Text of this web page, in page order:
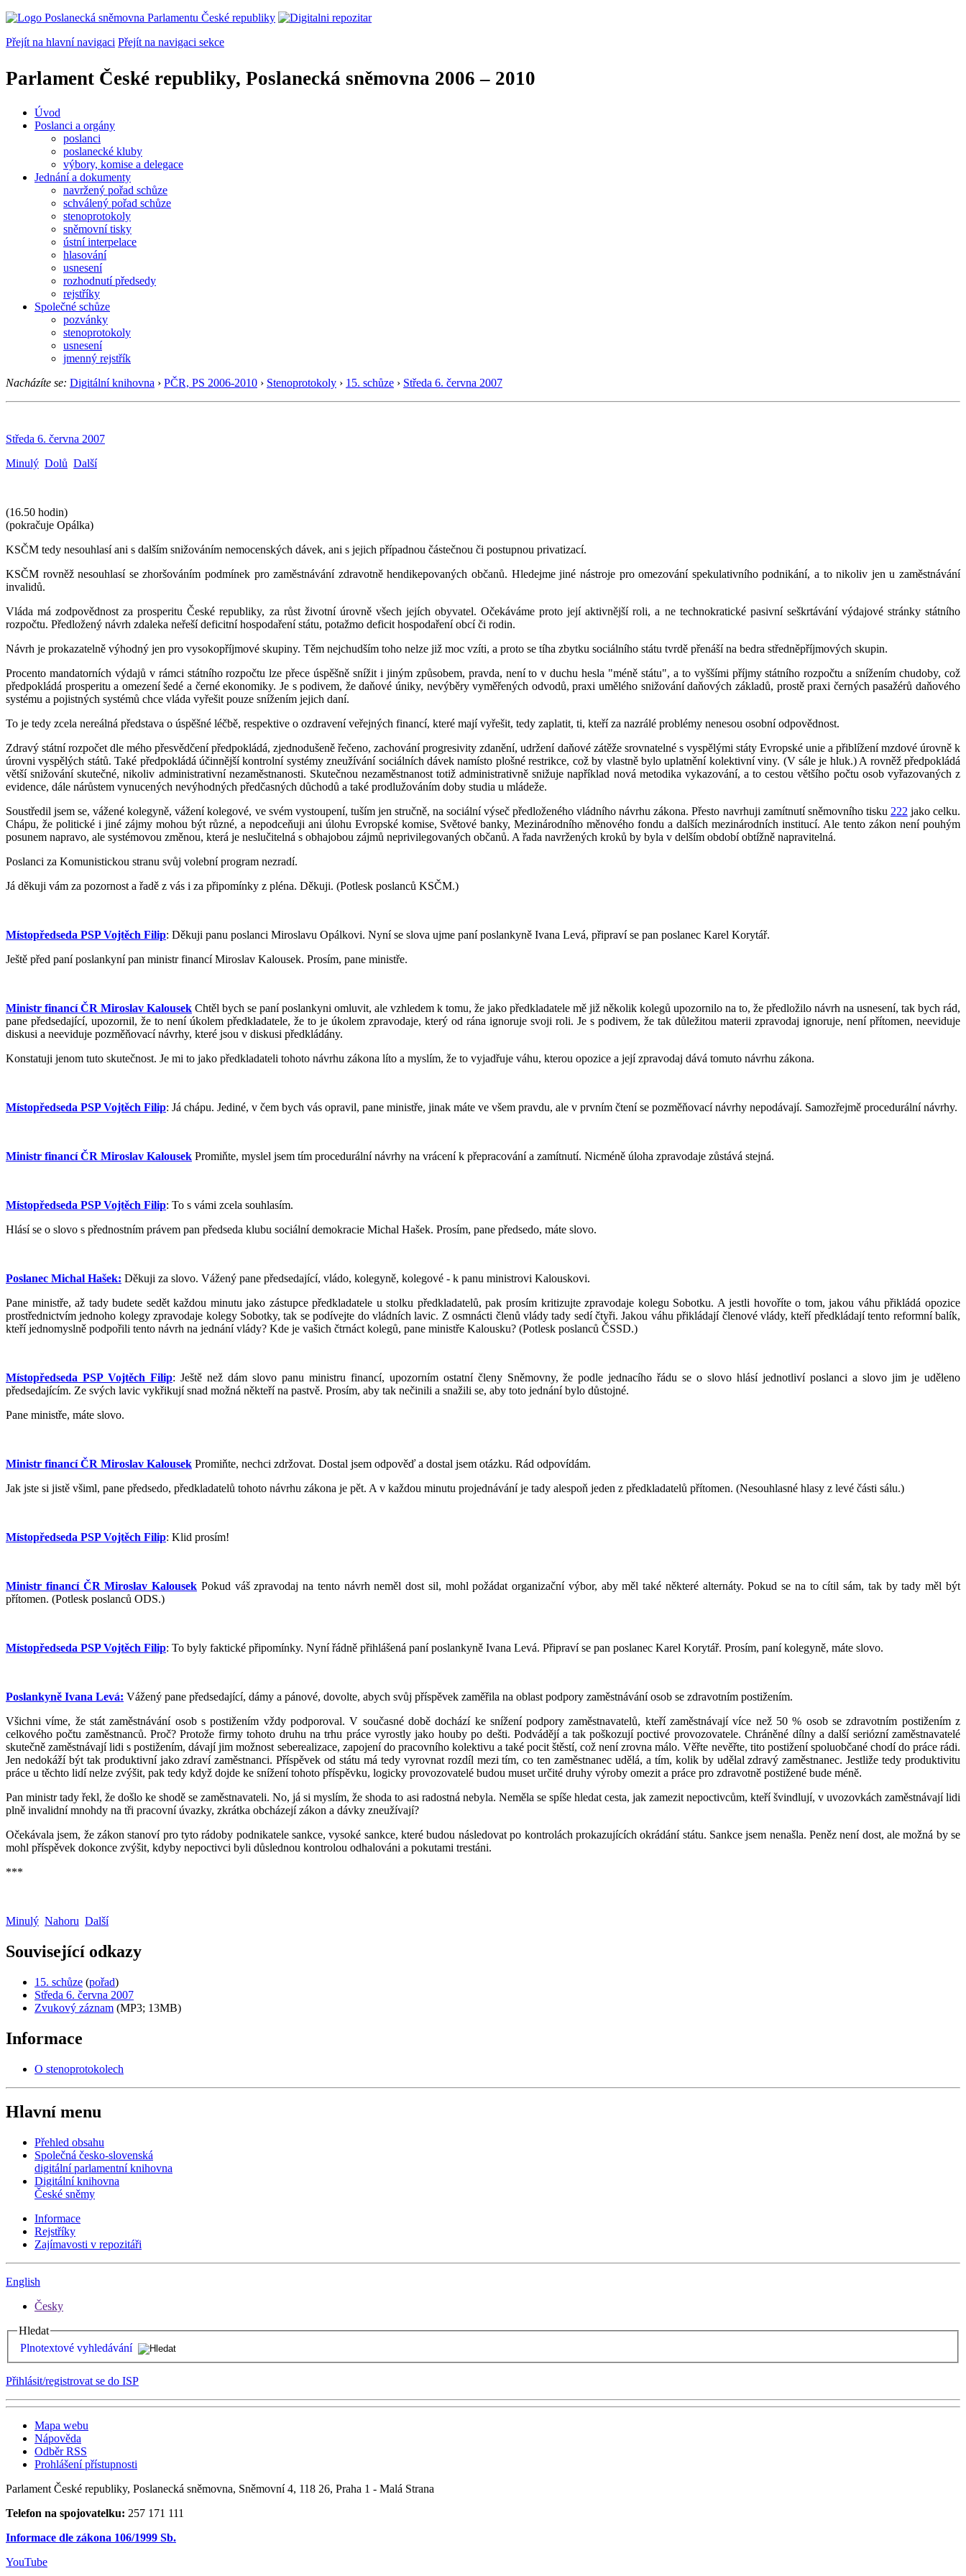
Přejít na hlavní navigaci Přejít na navigaci sekce
Parlament České republiky, Poslanecká sněmovna 2006 – 2010
Úvod
Poslanci a orgány
poslanci
poslanecké kluby
výbory, komise a delegace
Jednání a dokumenty
navržený pořad schůze
schválený pořad schůze
stenoprotokoly
sněmovní tisky
ústní interpelace
hlasování
usnesení
rozhodnutí předsedy
rejstříky
Společné schůze
pozvánky
stenoprotokoly
usnesení
jmenný rejstřík
Nacházíte se: Digitální knihovna › PČR, PS 2006-2010 › Stenoprotokoly › 15. schůze › Středa 6. června 2007
Středa 6. června 2007
Minulý Dolů Další
(16.50 hodin)
(pokračuje Opálka)
KSČM tedy nesouhlasí ani s dalším snižováním nemocenských dávek, ani s jejich případnou částečnou či postupnou privatizací.
KSČM rovněž nesouhlasí se zhoršováním podmínek pro zaměstnávání zdravotně hendikepovaných občanů. Hledejme jiné nástroje pro omezování spekulativního podnikání, a to nikoliv jen u zaměstnávání
invalidů.
Vláda má zodpovědnost za prosperitu České republiky, za růst životní úrovně všech jejích obyvatel. Očekáváme proto její aktivnější roli, a ne technokratické pasivní seškrtávání výdajové stránky státního
rozpočtu. Předložený návrh zdaleka neřeší deficitní hospodaření státu, potažmo deficit hospodaření obcí či rodin.
Návrh je prokazatelně výhodný jen pro vysokopříjmové skupiny. Těm nejchudším toho nelze již moc vzíti, a proto se tíha zbytku sociálního státu tvrdě přenáší na bedra středněpříjmových skupin.
Procento mandatorních výdajů v rámci státního rozpočtu lze přece úspěšně snížit i jiným způsobem, pravda, není to v duchu hesla "méně státu", a to vyššími příjmy státního rozpočtu a snížením chudoby, což
předpokládá prosperitu a omezení šedé a černé ekonomiky. Je s podivem, že daňové úniky, nevýběry vyměřených odvodů, praxi umělého snižování daňových základů, prostě praxi černých pasažérů daňového
systému a pojistných systémů chce vláda vyřešit pouze snížením jejich daní.
To je tedy zcela nereálná představa o úspěšné léčbě, respektive o ozdravení veřejných financí, které mají vyřešit, tedy zaplatit, ti, kteří za nazrálé problémy nenesou osobní odpovědnost.
Zdravý státní rozpočet dle mého přesvědčení předpokládá, zjednodušeně řečeno, zachování progresivity zdanění, udržení daňové zátěže srovnatelné s vyspělými státy Evropské unie a přiblížení mzdové úrovně k
úrovni vyspělých států. Také předpokládá účinnější kontrolní systémy zneužívání sociálních dávek namísto plošné restrikce, což by vlastně bylo uplatnění kolektivní viny. (V sále je hluk.) A rovněž předpokládá
větší snižování skutečné, nikoliv administrativní nezaměstnanosti. Skutečnou nezaměstnanost totiž administrativně snižuje například nová metodika vykazování, a to cestou většího počtu osob vyřazovaných z
evidence, dále nárůstem vynucených nevýhodných předčasných důchodů a také prodlužováním doby studia u mládeže.
Soustředil jsem se, vážené kolegyně, vážení kolegové, ve svém vystoupení, tuším jen stručně, na sociální výseč předloženého vládního návrhu zákona. Přesto navrhuji zamítnutí sněmovního tisku 222 jako celku.
Chápu, že politické i jiné zájmy mohou být různé, a nepodceňuji ani úlohu Evropské komise, Světové banky, Mezinárodního měnového fondu a dalších mezinárodních institucí. Ale tento zákon není pouhým
posunem napravo, ale systémovou změnou, která je neslučitelná s obhajobou zájmů neprivilegovaných občanů. A řada navržených kroků by byla v delším období obtížně napravitelná.
Poslanci za Komunistickou stranu svůj volební program nezradí.
Já děkuji vám za pozornost a řadě z vás i za připomínky z pléna. Děkuji. (Potlesk poslanců KSČM.)
Místopředseda PSP Vojtěch Filip: Děkuji panu poslanci Miroslavu Opálkovi. Nyní se slova ujme paní poslankyně Ivana Levá, připraví se pan poslanec Karel Korytář.
Ještě před paní poslankyní pan ministr financí Miroslav Kalousek. Prosím, pane ministře.
Ministr financí ČR Miroslav Kalousek Chtěl bych se paní poslankyni omluvit, ale vzhledem k tomu, že jako předkladatele mě již několik kolegů upozornilo na to, že předložilo návrh na usnesení, tak bych rád,
pane předsedající, upozornil, že to není úkolem předkladatele, že to je úkolem zpravodaje, který od rána ignoruje svoji roli. Je s podivem, že tak důležitou materii zpravodaj ignoruje, není přítomen, neeviduje
diskusi a neeviduje pozměňovací návrhy, které jsou v diskusi předkládány.
Konstatuji jenom tuto skutečnost. Je mi to jako předkladateli tohoto návrhu zákona líto a myslím, že to vyjadřuje váhu, kterou opozice a její zpravodaj dává tomuto návrhu zákona.
Místopředseda PSP Vojtěch Filip: Já chápu. Jediné, v čem bych vás opravil, pane ministře, jinak máte ve všem pravdu, ale v prvním čtení se pozměňovací návrhy nepodávají. Samozřejmě procedurální návrhy.
Ministr financí ČR Miroslav Kalousek Promiňte, myslel jsem tím procedurální návrhy na vrácení k přepracování a zamítnutí. Nicméně úloha zpravodaje zůstává stejná.
Místopředseda PSP Vojtěch Filip: To s vámi zcela souhlasím.
Hlásí se o slovo s přednostním právem pan předseda klubu sociální demokracie Michal Hašek. Prosím, pane předsedo, máte slovo.
Poslanec Michal Hašek: Děkuji za slovo. Vážený pane předsedající, vládo, kolegyně, kolegové - k panu ministrovi Kalouskovi.
Pane ministře, až tady budete sedět každou minutu jako zástupce předkladatele u stolku předkladatelů, pak prosím kritizujte zpravodaje kolegu Sobotku. A jestli hovoříte o tom, jakou váhu přikládá opozice
prostřednictvím jednoho kolegy zpravodaje kolegy Sobotky, tak se podívejte do vládních lavic. Z osmnácti členů vlády tady sedí čtyři. Jakou váhu přikládají členové vlády, kteří předkládají tento reformní balík,
kteří jednomyslně podpořili tento návrh na jednání vlády? Kde je vašich čtrnáct kolegů, pane ministře Kalousku? (Potlesk poslanců ČSSD.)
Místopředseda PSP Vojtěch Filip: Ještě než dám slovo panu ministru financí, upozorním ostatní členy Sněmovny, že podle jednacího řádu se o slovo hlásí jednotliví poslanci a slovo jim je uděleno
předsedajícím. Ze svých lavic vykřikují snad možná někteří na pastvě. Prosím, aby tak nečinili a snažili se, aby toto jednání bylo důstojné.
Pane ministře, máte slovo.
Ministr financí ČR Miroslav Kalousek Promiňte, nechci zdržovat. Dostal jsem odpověď a dostal jsem otázku. Rád odpovídám.
Jak jste si jistě všiml, pane předsedo, předkladatelů tohoto návrhu zákona je pět. A v každou minutu projednávání je tady alespoň jeden z předkladatelů přítomen. (Nesouhlasné hlasy z levé části sálu.)
Místopředseda PSP Vojtěch Filip: Klid prosím!
Ministr financí ČR Miroslav Kalousek Pokud váš zpravodaj na tento návrh neměl dost sil, mohl požádat organizační výbor, aby měl také některé alternáty. Pokud se na to cítil sám, tak by tady měl být
přítomen. (Potlesk poslanců ODS.)
Místopředseda PSP Vojtěch Filip: To byly faktické připomínky. Nyní řádně přihlášená paní poslankyně Ivana Levá. Připraví se pan poslanec Karel Korytář. Prosím, paní kolegyně, máte slovo.
Poslankyně Ivana Levá: Vážený pane předsedající, dámy a pánové, dovolte, abych svůj příspěvek zaměřila na oblast podpory zaměstnávání osob se zdravotním postižením.
Všichni víme, že stát zaměstnávání osob s postižením vždy podporoval. V současné době dochází ke snížení podpory zaměstnavatelů, kteří zaměstnávají více než 50 % osob se zdravotním postižením z
celkového počtu zaměstnanců. Proč? Protože firmy tohoto druhu na trhu práce vyrostly jako houby po dešti. Podvádějí a tak poškozují poctivé provozovatele. Chráněné dílny a další seriózní zaměstnavatelé
skutečně zaměstnávají lidi s postižením, dávají jim možnost seberealizace, zapojení do pracovního kolektivu a také pocit štěstí, což není zrovna málo. Věřte nevěřte, tito postižení spoluobčané chodí do práce rádi.
Jen nedokáží být tak produktivní jako zdraví zaměstnanci. Příspěvek od státu má tedy vyrovnat rozdíl mezi tím, co ten zaměstnanec udělá, a tím, kolik by udělal zdravý zaměstnanec. Jestliže tedy produktivitu
práce u těchto lidí nelze zvýšit, pak tedy když dojde ke snížení tohoto příspěvku, logicky provozovatelé budou muset určité druhy výroby omezit a práce pro zdravotně postižené bude méně.
Pan ministr tady řekl, že došlo ke shodě se zaměstnavateli. No, já si myslím, že shoda to asi radostná nebyla. Neměla se spíše hledat cesta, jak zamezit nepoctivcům, kteří švindlují, v uvozovkách zaměstnávají lidi
plně invalidní mnohdy na tři pracovní úvazky, zkrátka obcházejí zákon a dávky zneužívají?
Očekávala jsem, že zákon stanoví pro tyto rádoby podnikatele sankce, vysoké sankce, které budou následovat po kontrolách prokazujících okrádání státu. Sankce jsem nenašla. Peněz není dost, ale možná by se
mohl příspěvek dokonce zvýšit, kdyby nepoctivci byli důslednou kontrolou odhalováni a pokutami trestáni.
***
Minulý Nahoru Další
Související odkazy
15. schůze (pořad)
Středa 6. června 2007
Zvukový záznam (MP3; 13MB)
Informace
O stenoprotokolech
Hlavní menu
Přehled obsahu
Společná česko-slovenská
digitální parlamentní knihovna
Digitální knihovna
České sněmy
Informace
Rejstříky
Zajímavosti v repozitáři
English
Česky
Hledat
Plnotextové vyhledávání
Přihlásit/registrovat se do ISP
Mapa webu
Nápověda
Odběr RSS
Prohlášení přístupnosti
Parlament České republiky, Poslanecká sněmovna, Sněmovní 4, 118 26, Praha 1 - Malá Strana
Telefon na spojovatelku: 257 171 111
Informace dle zákona 106/1999 Sb.
YouTube